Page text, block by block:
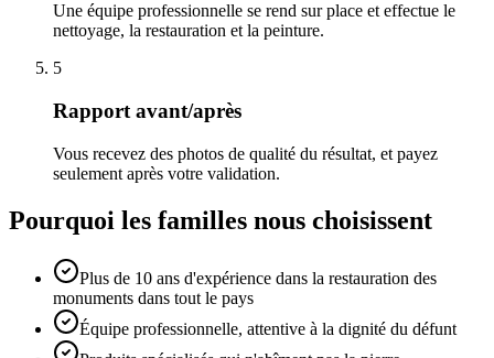
Une équipe professionnelle se rend sur place et effectue le
nettoyage, la restauration et la peinture.
5
Rapport avant/après
Vous recevez des photos de qualité du résultat, et payez
seulement après votre validation.
Pourquoi les familles nous choisissent
Plus de 10 ans d'expérience dans la restauration des
monuments dans tout le pays
Équipe professionnelle, attentive à la dignité du défunt